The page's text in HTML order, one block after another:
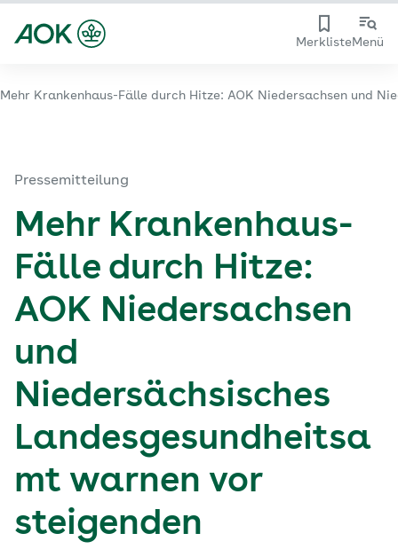
MerklisteMenü
Mehr Krankenhaus-Fälle durch Hitze: AOK Niedersachsen und
Pressemitteilung
Mehr Krankenhaus-
Fälle durch Hitze:
AOK Niedersachsen
und
Niedersächsisches
Landesgesundheitsa
mt warnen vor
steigenden